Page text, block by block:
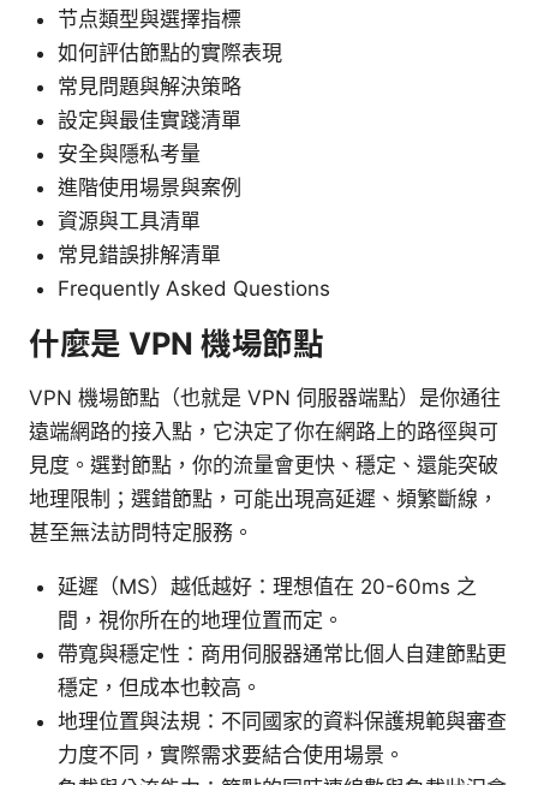
节点類型與選擇指標
如何評估節點的實際表現
常見問題與解決策略
設定與最佳實踐清單
安全與隱私考量
進階使用場景與案例
資源與工具清單
常見錯誤排解清單
Frequently Asked Questions
什麼是 VPN 機場節點
VPN 機場節點（也就是 VPN 伺服器端點）是你通往
遠端網路的接入點，它決定了你在網路上的路徑與可
見度。選對節點，你的流量會更快、穩定、還能突破
地理限制；選錯節點，可能出現高延遲、頻繁斷線，
甚至無法訪問特定服務。
延遲（MS）越低越好：理想值在 20-60ms 之
間，視你所在的地理位置而定。
帶寬與穩定性：商用伺服器通常比個人自建節點更
穩定，但成本也較高。
地理位置與法規：不同國家的資料保護規範與審查
力度不同，實際需求要結合使用場景。